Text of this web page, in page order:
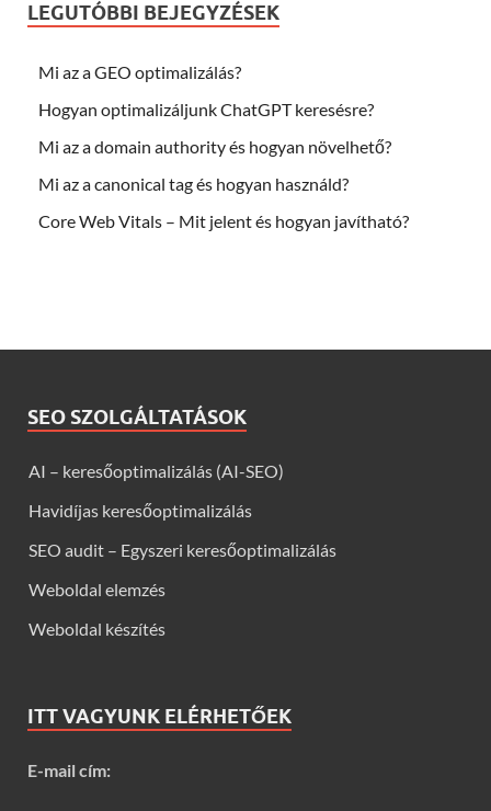
LEGUTÓBBI BEJEGYZÉSEK
Mi az a GEO optimalizálás?
Hogyan optimalizáljunk ChatGPT keresésre?
Mi az a domain authority és hogyan növelhető?
Mi az a canonical tag és hogyan használd?
Core Web Vitals – Mit jelent és hogyan javítható?
SEO SZOLGÁLTATÁSOK
AI – keresőoptimalizálás (AI-SEO)
Havidíjas keresőoptimalizálás
SEO audit – Egyszeri keresőoptimalizálás
Weboldal elemzés
Weboldal készítés
ITT VAGYUNK ELÉRHETŐEK
E-mail cím: